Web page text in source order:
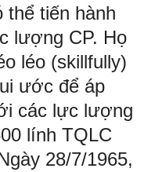
thể tiến hành
lượng CP. Họ
léo (skillfully)
ước để áp
các lực lượng
lính TQLC
28/7/1965,